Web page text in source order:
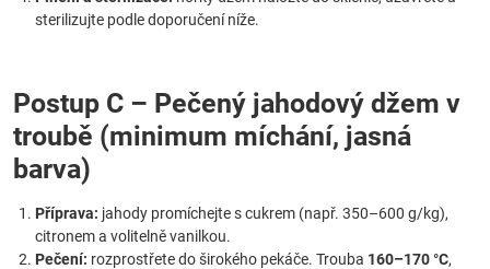
sterilizujte podle doporučení níže.
Postup C – Pečený jahodový džem v
troubě (minimum míchání, jasná
barva)
Příprava: jahody promíchejte s cukrem (např. 350–600 g/kg),
citronem a volitelně vanilkou.
Pečení: rozprostřete do širokého pekáče. Trouba 160–170 °C,